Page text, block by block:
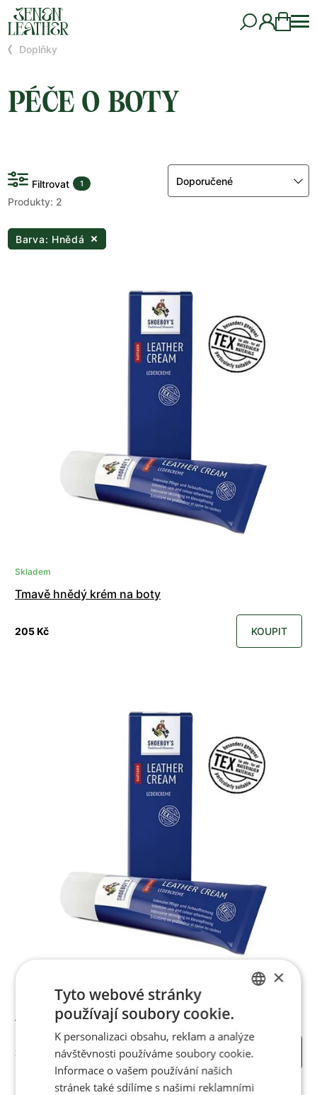
Doplňky
PÉČE O BOTY
Filtrovat 1
Produkty: 2
Doporučené
Barva: Hnědá
Skladem
Tmavě hnědý krém na boty
205 Kč KOUPIT
Světle hnědý krém na boty
205 Kč
ENGLISH
×
Tyto webové stránky
používají soubory cookie.
K personalizaci obsahu, reklam a analýze
návštěvnosti používáme soubory cookie.
Informace o vašem používání našich
stránek také sdílíme s našimi reklamními